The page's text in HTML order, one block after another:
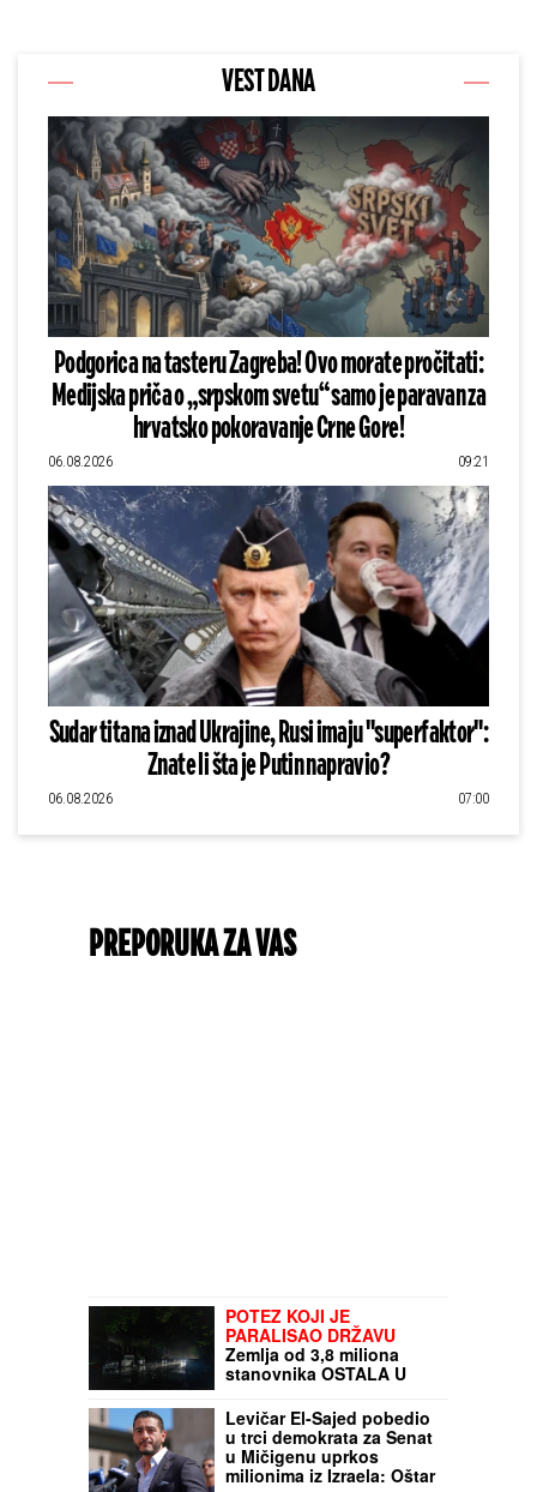
VEST DANA
Podgorica na tasteru Zagreba! Ovo morate pročitati:
Medijska priča o „srpskom svetu“ samo je paravan za
hrvatsko pokoravanje Crne Gore!
06.08.2026 09:21
Sudar titana iznad Ukrajine, Rusi imaju "superfaktor":
Znate li šta je Putin napravio?
06.08.2026 07:00
PREPORUKA ZA VAS
POTEZ KOJI JE
PARALISAO DRŽAVU
Zemlja od 3,8 miliona
stanovnika OSTALA U
dve nedelje
Levičar El-Sajed pobedio
u trci demokrata za Senat
u Mičigenu uprkos
milionima iz Izraela: Oštar